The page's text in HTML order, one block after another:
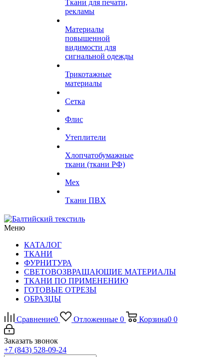
Ткани для печати,
рекламы
Материалы
повышенной
видимости для
сигнальной одежды
Трикотажные
материалы
Сетка
Флис
Утеплители
Хлопчатобумажные
ткани (ткани РФ)
Мех
Ткани ПВХ
Меню
КАТАЛОГ
ТКАНИ
ФУРНИТУРА
СВЕТОВОЗВРАЩАЮЩИЕ МАТЕРИАЛЫ
ТКАНИ ПО ПРИМЕНЕНИЮ
ГОТОВЫЕ ОТРЕЗЫ
ОБРАЗЦЫ
Сравнение0 Отложенные 0 Корзина0 0
Заказать звонок
+7 (843) 528-09-24